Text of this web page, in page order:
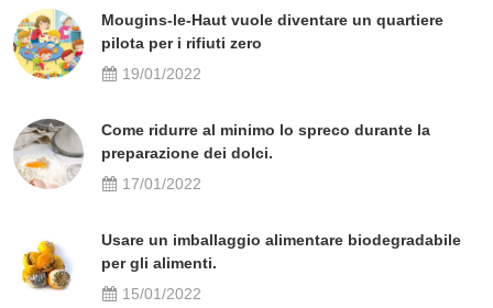
Mougins-le-Haut vuole diventare un quartiere
pilota per i rifiuti zero
19/01/2022
Come ridurre al minimo lo spreco durante la
preparazione dei dolci.
17/01/2022
Usare un imballaggio alimentare biodegradabile
per gli alimenti.
15/01/2022